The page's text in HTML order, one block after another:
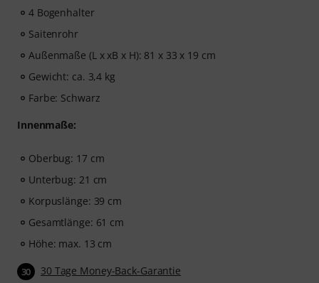
4 Bogenhalter
Saitenrohr
Außenmaße (L x xB x H): 81 x 33 x 19 cm
Gewicht: ca. 3,4 kg
Farbe: Schwarz
Innenmaße:
Oberbug: 17 cm
Unterbug: 21 cm
Korpuslänge: 39 cm
Gesamtlänge: 61 cm
Höhe: max. 13 cm
30 30 Tage Money-Back-Garantie